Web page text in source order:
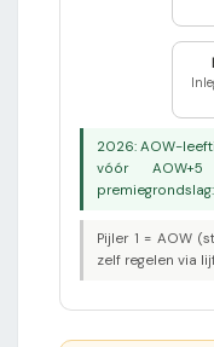
2026: AOW-
vóór
Pijler 1 = AOW
zelf regelen via